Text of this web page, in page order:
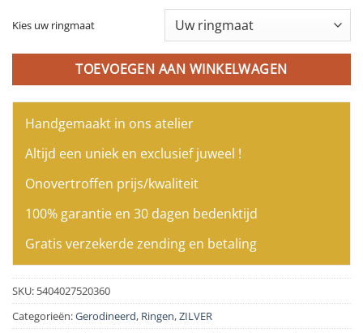
Kies uw ringmaat
TOEVOEGEN AAN WINKELWAGEN
Handgemaakt in ons atelier
Altijd een uniek en exclusief juweel !
Onovertroffen prijs/kwaliteit
100% garantie en 30 dagen bedenktijd
Gratis verzekerde zending en betaling
SKU: 5404027520360
Categorieën:Gerodineerd, Ringen,ZILVER